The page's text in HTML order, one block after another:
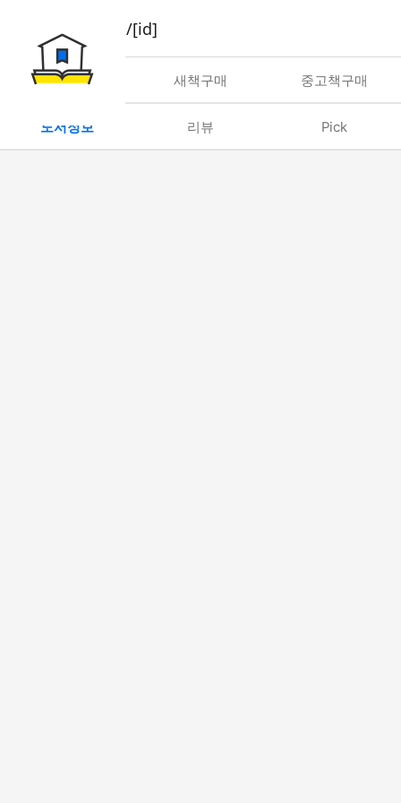
book/rent/[id]
대여 새책구매 중고책구매
도서정보 리뷰 Pick